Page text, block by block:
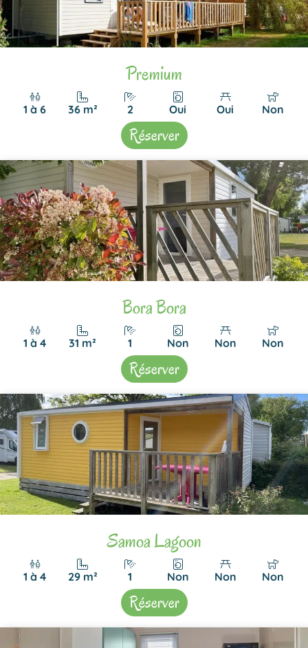
Premium
1 à 6 36 m² 2 Oui Oui Non
Réserver
Bora Bora
1 à 4 31 m² 1 Non Non Non
Réserver
Samoa Lagoon
1 à 4 29 m² 1 Non Non Non
Réserver